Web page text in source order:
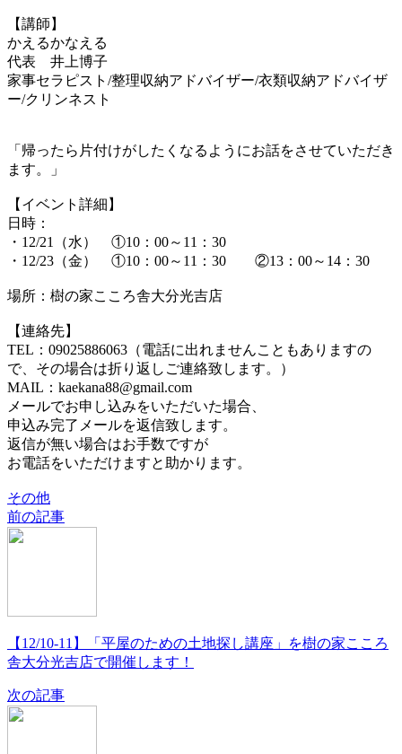
【講師】
かえるかなえる
代表 井上博子
家事セラピスト/整理収納アドバイザー/衣類収納アドバイザ
ー/クリンネスト
「帰ったら片付けがしたくなるようにお話をさせていただき
ます。」
【イベント詳細】
日時：
・12/21（水） ①10：00～11：30
・12/23（金） ①10：00～11：30 ②13：00～14：30
場所：樹の家こころ舎大分光吉店
【連絡先】
TEL：09025886063（電話に出れませんこともありますの
で、その場合は折り返しご連絡致します。）
MAIL：kaekana88@gmail.com
メールでお申し込みをいただいた場合、
申込み完了メールを返信致します。
返信が無い場合はお手数ですが
お電話をいただけますと助かります。
その他
前の記事
【12/10-11】「平屋のための土地探し講座」を樹の家こころ
舎大分光吉店で開催します！
次の記事